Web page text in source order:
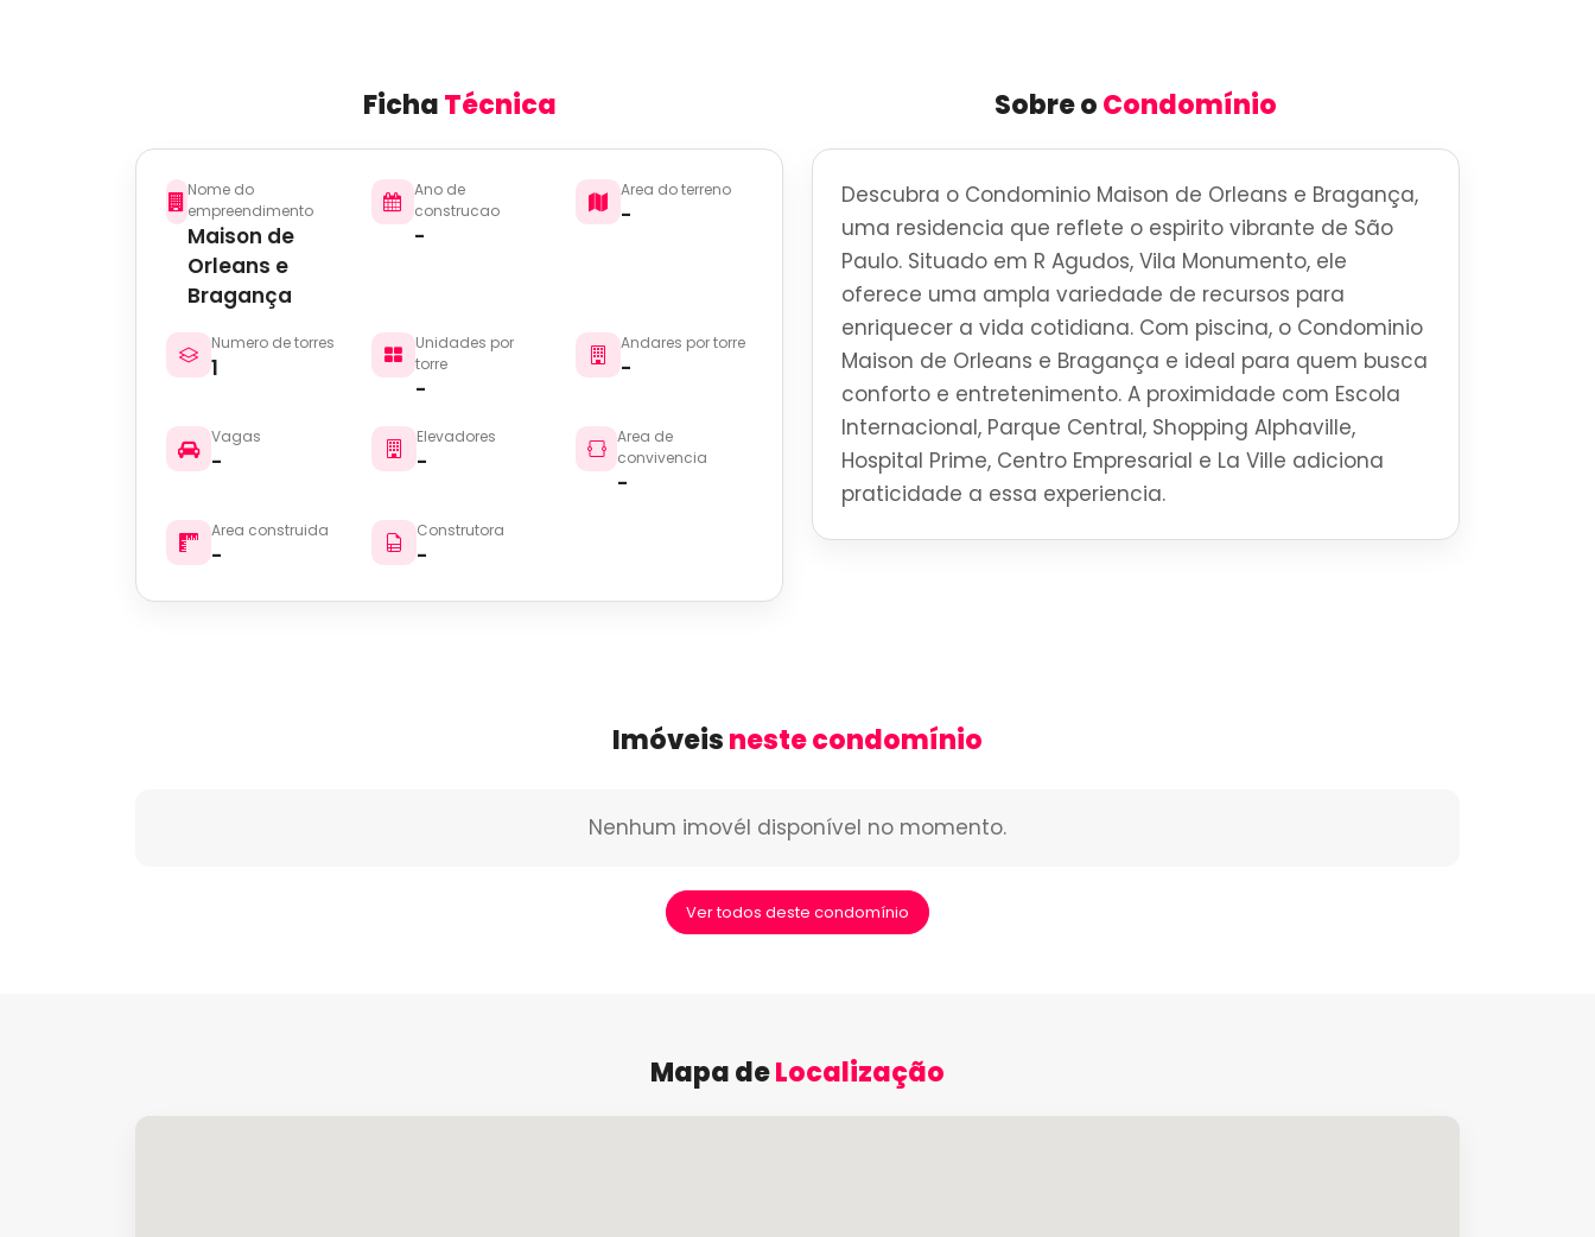
FichaTécnica
Nome do
empreendimento
Maison de
Orleans e
Bragança
Ano de
construcao
-
Area do terreno
-
Numero de torres
1
Unidades por
torre
-
Andares por torre
-
Vagas
-
Elevadores
-
Area de
convivencia
-
Area construida
-
Construtora
-
Sobre oCondomínio
Descubra o Condominio Maison de Orleans e Bragança,
uma residencia que reflete o espirito vibrante de São
Paulo. Situado em R Agudos, Vila Monumento, ele
oferece uma ampla variedade de recursos para
enriquecer a vida cotidiana. Com piscina, o Condominio
Maison de Orleans e Bragança e ideal para quem busca
conforto e entretenimento. A proximidade com Escola
Internacional, Parque Central, Shopping Alphaville,
Hospital Prime, Centro Empresarial e La Ville adiciona
praticidade a essa experiencia.
Imóveisneste condomínio
Nenhum imovél disponível no momento.
Ver todos deste condomínio
Mapa deLocalização